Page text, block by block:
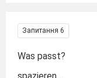
Запитання 6
Was passt?